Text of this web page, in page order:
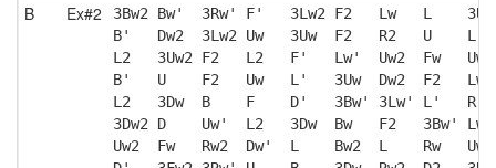
B Ex#2
3Bw2 Bw'  3Rw' F'   3Lw2 F2   Lw   L
B'   Dw2  3Lw2 Uw   3Uw  F2   R2   U
L2   3Uw2 F2   L2   F'   Lw'  Uw2  Fw   Uw
B'   U    F2   Uw   L'   3Uw  Dw2  F2   Lw
L2   3Dw  B    F    D'   3Bw' 3Lw' L'
3Dw2 D    Uw'  L2   3Dw  Bw   F2   3Bw'
Uw2  Fw   Rw2  Dw'  L    Bw2  L    Rw